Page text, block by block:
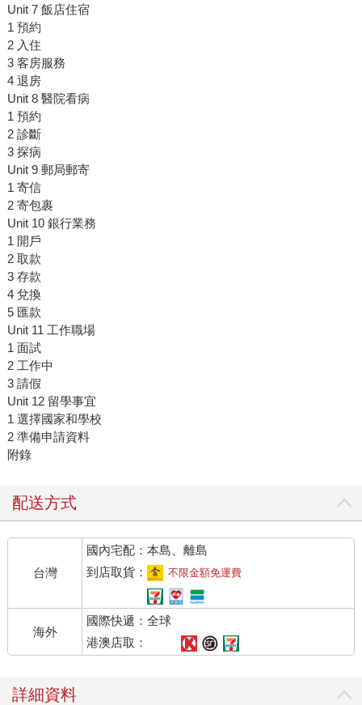
Unit 7 飯店住宿
1 預約
2 入住
3 客房服務
4 退房
Unit 8 醫院看病
1 預約
2 診斷
3 探病
Unit 9 郵局郵寄
1 寄信
2 寄包裹
Unit 10 銀行業務
1 開戶
2 取款
3 存款
4 兌換
5 匯款
Unit 11 工作職場
1 面試
2 工作中
3 請假
Unit 12 留學事宜
1 選擇國家和學校
2 準備申請資料
附錄
配送方式
台灣
國內宅配：本島、離島
到店取貨：
不限金額免運費
海外
國際快遞：全球
港澳店取：
詳細資料